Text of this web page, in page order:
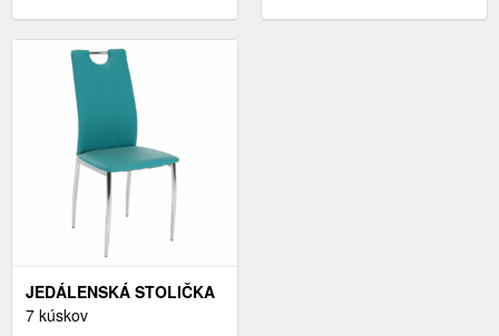
JEDÁLENSKÁ STOLIČKA
OLIVA NEW ZAMAT /
7 kúskov